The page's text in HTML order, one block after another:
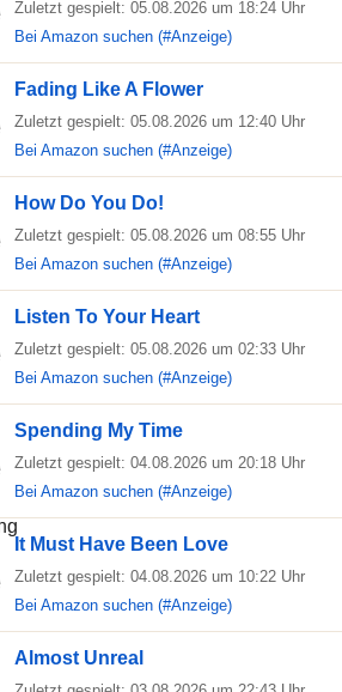
Zuletzt gespielt: 05.08.2026 um 18:24 Uhr
Bei Amazon suchen (#Anzeige)
Fading Like A Flower
Zuletzt gespielt: 05.08.2026 um 12:40 Uhr
Bei Amazon suchen (#Anzeige)
How Do You Do!
Zuletzt gespielt: 05.08.2026 um 08:55 Uhr
Bei Amazon suchen (#Anzeige)
Listen To Your Heart
Zuletzt gespielt: 05.08.2026 um 02:33 Uhr
Bei Amazon suchen (#Anzeige)
Spending My Time
Zuletzt gespielt: 04.08.2026 um 20:18 Uhr
Bei Amazon suchen (#Anzeige)
It Must Have Been Love
Zuletzt gespielt: 04.08.2026 um 10:22 Uhr
Bei Amazon suchen (#Anzeige)
Almost Unreal